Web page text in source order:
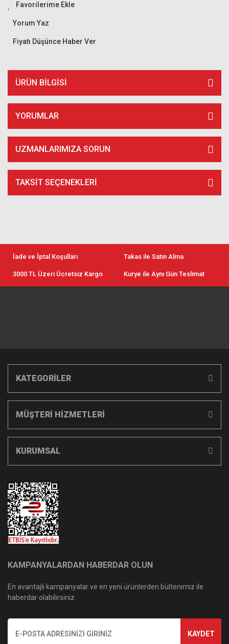
Yorum Yaz
Fiyatı Düşünce Haber Ver
ÜRÜN BILGISI
YORUMLAR
UZMANLARIMIZA SORUN
TAKSIT SEÇENEKLERI
İade ve İptal Koşulları Takas ile Satın Alma
3000 TL Üzeri Ücretsiz Kargo Kurye ile Aynı Gün Teslimat
KATEGORİLER
MÜŞTERİ HİZMETLERİ
KURUMSAL
KAMPANYALARDAN HABERDAR OLUN
En avantajlı kampanyalar ve en yeni ürünlerden bültenimiz ile
haberdar olabilirsiniz.
KAYDET